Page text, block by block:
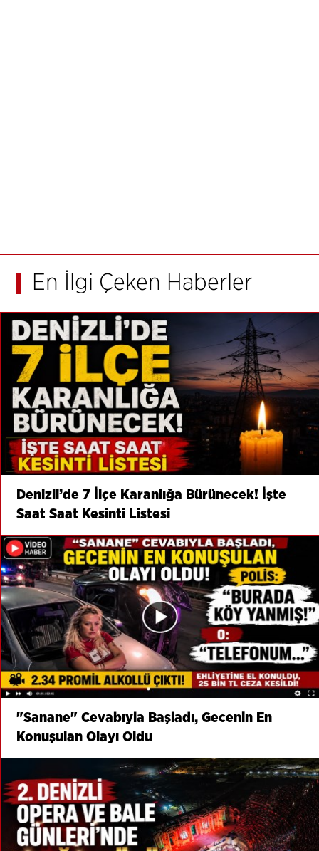
En İlgi Çeken Haberler
Denizli’de 7 İlçe Karanlığa Bürünecek! İşte
Saat Saat Kesinti Listesi
"Sanane" Cevabıyla Başladı, Gecenin En
Konuşulan Olayı Oldu